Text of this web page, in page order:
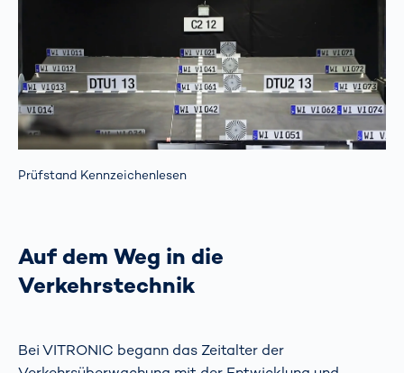
Prüfstand Kennzeichenlesen
Auf dem Weg in die
Verkehrstechnik
Bei VITRONIC begann das Zeitalter der